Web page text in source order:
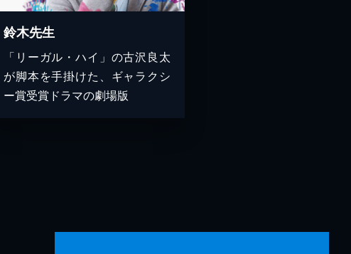
鈴木先生
「リーガル・ハイ」の古沢良太
が脚本を手掛けた、ギャラクシ
ー賞受賞ドラマの劇場版